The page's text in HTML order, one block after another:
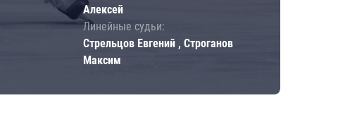
Алексей
Линейные судьи:
Стрельцов Евгений , Строганов
Максим